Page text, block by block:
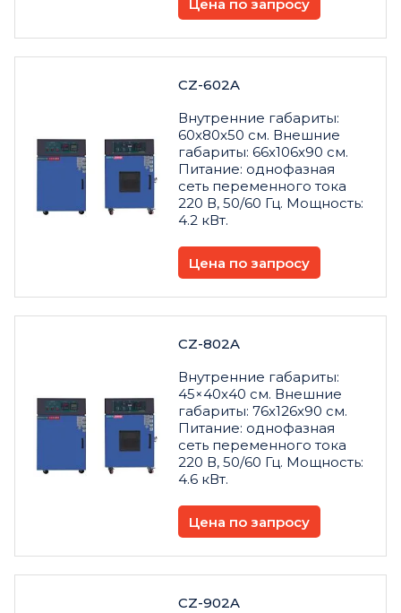
Цена по запросу
CZ-602A
Внутренние габариты:
60x80x50 см. Внешние
габариты: 66x106x90 см.
Питание: однофазная
сеть переменного тока
220 В, 50/60 Гц. Мощность:
4.2 кВт.
Цена по запросу
CZ-802A
Внутренние габариты:
45×40x40 см. Внешние
габариты: 76x126x90 см.
Питание: однофазная
сеть переменного тока
220 В, 50/60 Гц. Мощность:
4.6 кВт.
Цена по запросу
CZ-902A